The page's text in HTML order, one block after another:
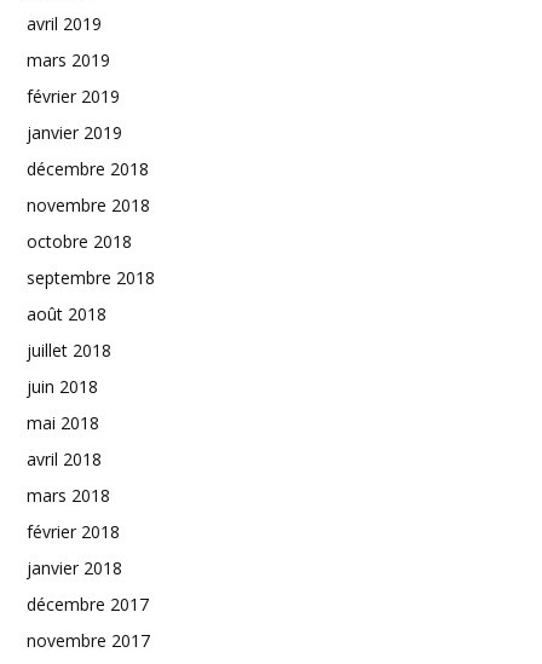
avril 2019
mars 2019
février 2019
janvier 2019
décembre 2018
novembre 2018
octobre 2018
septembre 2018
août 2018
juillet 2018
juin 2018
mai 2018
avril 2018
mars 2018
février 2018
janvier 2018
décembre 2017
novembre 2017